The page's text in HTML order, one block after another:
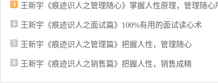
3 王新宇《痕迹识人之管理随心》掌握人性原理，管理随心
4 王新宇《痕迹识人之面试篇》100%有用的面试读心术
5 王新宇《痕迹识人之管理篇》把握人性，管理随心
6 王新宇《痕迹识人之销售篇》把握人性，销售成精